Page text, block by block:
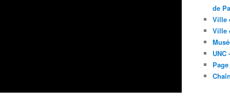
de
Ville
Ville
UNC